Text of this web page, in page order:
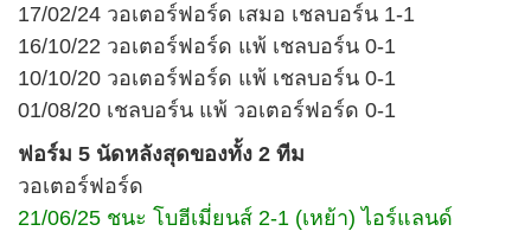
17/02/24 วอเตอร์ฟอร์ด เสมอ เชลบอร์น 1-1
16/10/22 วอเตอร์ฟอร์ด แพ้ เชลบอร์น 0-1
10/10/20 วอเตอร์ฟอร์ด แพ้ เชลบอร์น 0-1
01/08/20 เชลบอร์น แพ้ วอเตอร์ฟอร์ด 0-1
ฟอร์ม 5 นัดหลังสุดของทั้ง 2 ทีม
วอเตอร์ฟอร์ด
21/06/25 ชนะ โบฮีเมี่ยนส์ 2-1 (เหย้า) ไอร์แลนด์